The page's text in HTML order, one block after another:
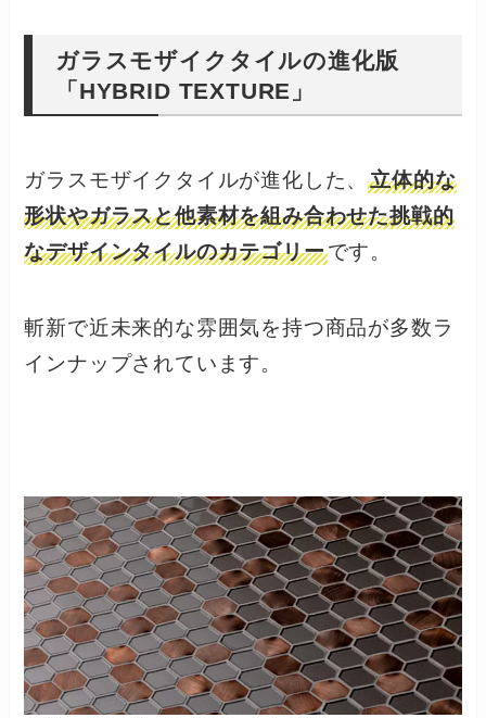
ガラスモザイクタイルの進化版
「HYBRID TEXTURE」
ガラスモザイクタイルが進化した、立体的な
形状やガラスと他素材を組み合わせた挑戦的
なデザインタイルのカテゴリーです。
斬新で近未来的な雰囲気を持つ商品が多数ラ
インナップされています。